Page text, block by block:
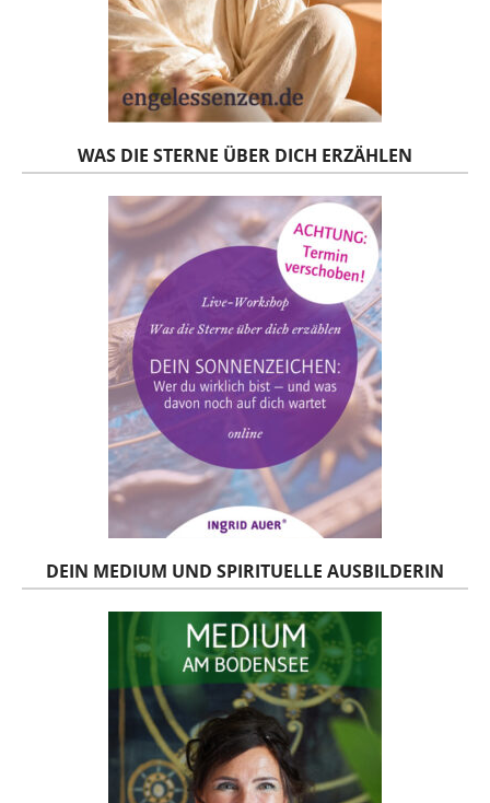
WAS DIE STERNE ÜBER DICH ERZÄHLEN
DEIN MEDIUM UND SPIRITUELLE AUSBILDERIN